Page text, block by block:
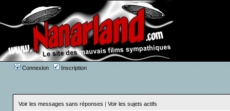
Connexion Inscription
Voir les messages sans réponses | Voir les sujets actifs